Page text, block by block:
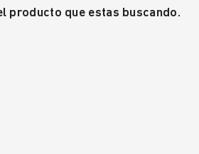
producto que estas buscando.